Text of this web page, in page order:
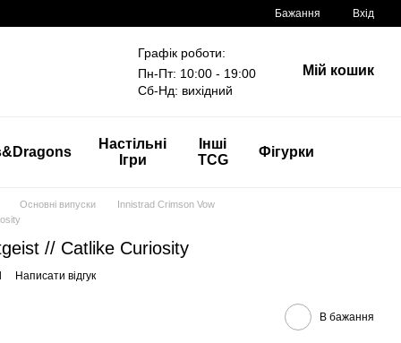
Бажання Вхід
Графік роботи:
Пн-Пт: 10:00 - 19:00
Сб-Нд: вихідний
Мій кошик
Настільні
Ігри
Інші
TCG
Фігурки
Основні випуски
Innistrad Crimson Vow
// Catlike Curiosity
Написати відгук
В бажання